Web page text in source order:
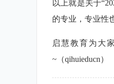
以上就是关于
的专业，专业性
启慧教育为大
~（qihuieducn）